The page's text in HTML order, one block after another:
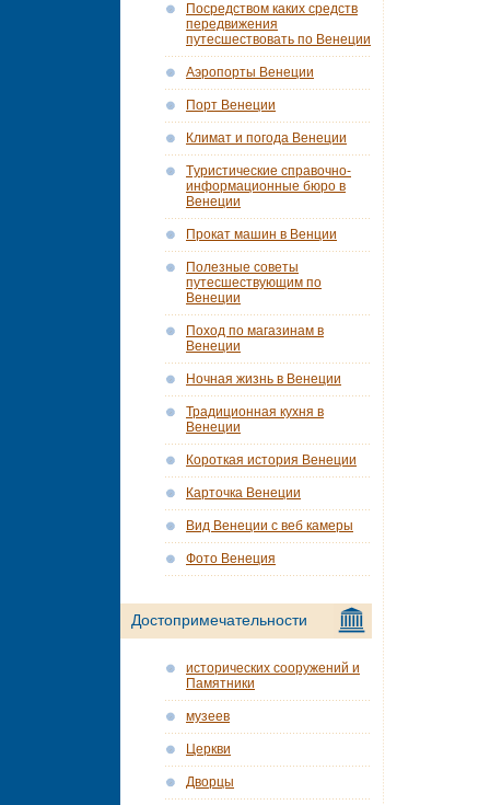
Посредством каких средств
передвижения
путесшествовать по Венеции
Аэропорты Венеции
Порт Венеции
Климат и погода Венеции
Tуристические справочно-
информационные бюро в
Венеции
Прокат машин в Венции
Полезные советы
путесшествующим по
Венеции
Поход по магазинам в
Венеции
Ночная жизнь в Венеции
Традиционная кухня в
Венеции
Короткая история Венеции
Карточка Венеции
Вид Венеции с веб камеры
Фото Венеция
Достопримечательности
исторических сооружений и
Памятники
музеев
Церкви
Дворцы